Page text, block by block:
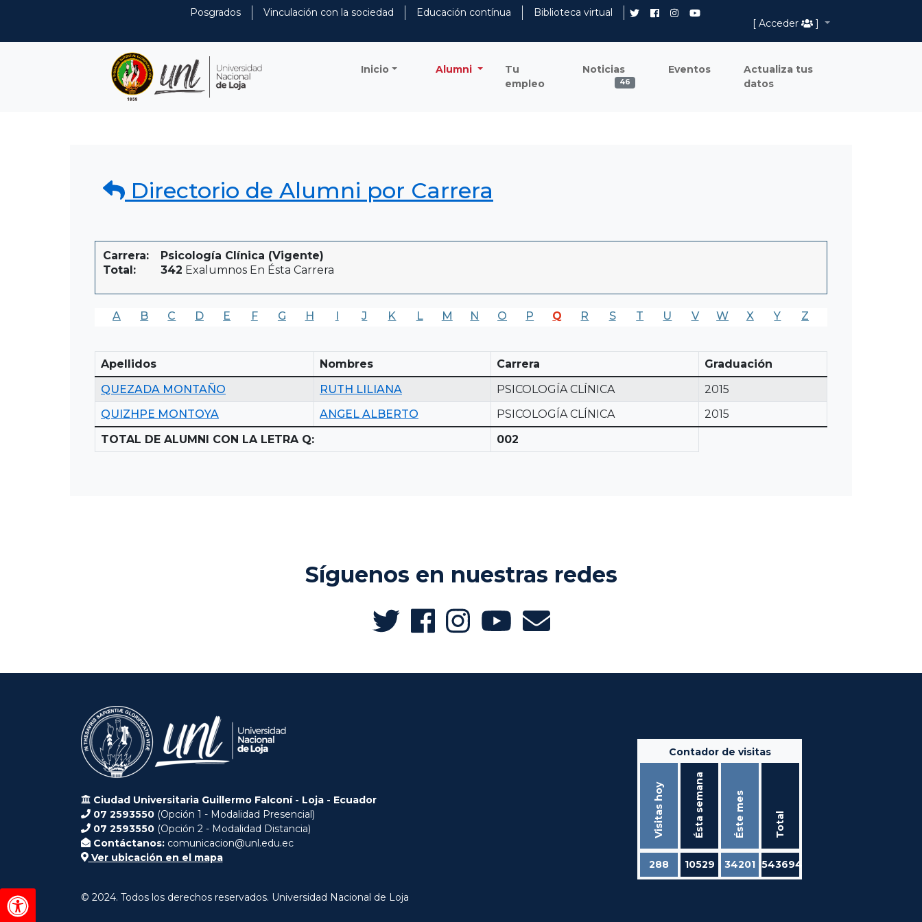
Posgrados Vinculación con la sociedad Educación contínua
Biblioteca virtual
[ Acceder
]
Inicio Alumni
Tu
empleo
Noticias
46
Eventos
Actualiza tus
datos
Directorio de Alumni por Carrera
Carrera:
Psicología Clínica (Vigente)
Total:
342 Exalumnos En Ésta Carrera
A B C D E F G H I J K L M N O P Q R S T U V W X Y Z
Apellidos Nombres Carrera
Graduación
QUEZADA MONTAÑO
RUTH LILIANA PSICOLOGÍA CLÍNICA
2015
QUIZHPE MONTOYA
ANGEL ALBERTO PSICOLOGÍA CLÍNICA
2015
TOTAL DE ALUMNI CON LA LETRA Q:
002
Síguenos en nuestras redes
Ciudad Universitaria Guillermo Falconí - Loja - Ecuador
07 2593550 (Opción 1 - Modalidad Presencial)
07 2593550 (Opción 2 - Modalidad Distancia)
Contáctanos: comunicacion@unl.edu.ec
Ver ubicación en el mapa
Contador de visitas
Visitas hoy Ésta semana Éste mes Total
288 10529 34201 543694
© 2024. Todos los derechos reservados. Universidad Nacional de Loja